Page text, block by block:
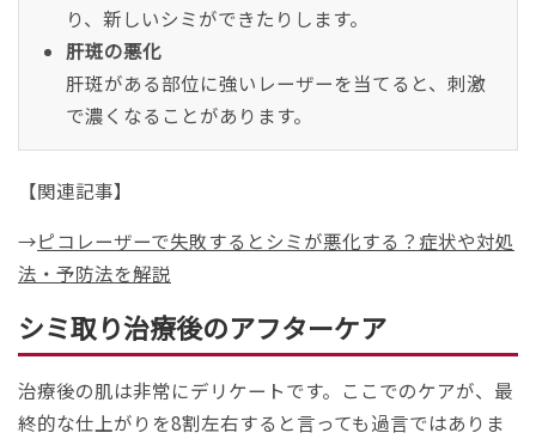
り、新しいシミができたりします。
肝斑の悪化
肝斑がある部位に強いレーザーを当てると、刺激
で濃くなることがあります。
【関連記事】
→ピコレーザーで失敗するとシミが悪化する？症状や対処
法・予防法を解説
シミ取り治療後のアフターケア
治療後の肌は非常にデリケートです。ここでのケアが、最
終的な仕上がりを8割左右すると言っても過言ではありま